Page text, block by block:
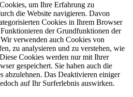
um Ihre Erfahrung zu
die Website navigieren. Davon
Cookies in Ihrem Browser
der Grundfunktionen der
verwenden auch Cookies von
zu analysieren und zu verstehen, wie
Cookies werden nur mit Ihrer
gespeichert. Sie haben auch die
abzulehnen. Das Deaktivieren einiger
auf Ihr Surferlebnis auswirken.